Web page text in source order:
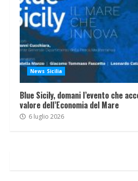
News Sicilia
Blue Sicily, domani l’evento che
valore dell’Economia del Mare
6 luglio 2026